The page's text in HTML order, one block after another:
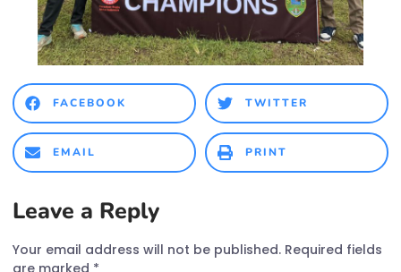
FACEBOOK TWITTER
EMAIL PRINT
Leave a Reply
Your email address will not be published. Required fields